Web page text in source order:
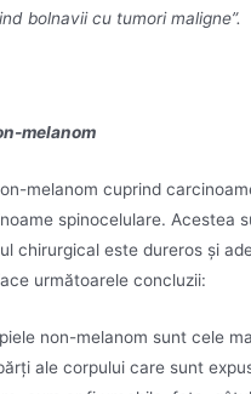
bolnavii cu tumori maligne”.
melanom
melanom cuprind
spinocelulare. Acestea
chirurgical este dureros și
următoarele concluzii:
non-melanom sunt cele
ale corpului care sunt